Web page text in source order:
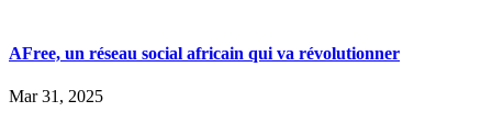
AFree, un réseau social africain qui va révolutionner
Mar 31, 2025